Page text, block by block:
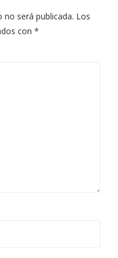
será publicada. Los
con *